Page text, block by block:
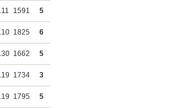
1591 5
1825 6
1662 5
1734 3
1795 5